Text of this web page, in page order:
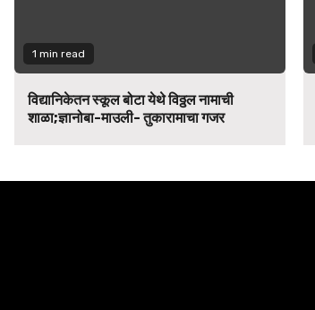
1 min read
विद्यानिकेतन स्कूल बोटा येथे विठ्ठल नामाची
शाळा;ज्ञानोबा-माउली- तुकारामाचा गजर